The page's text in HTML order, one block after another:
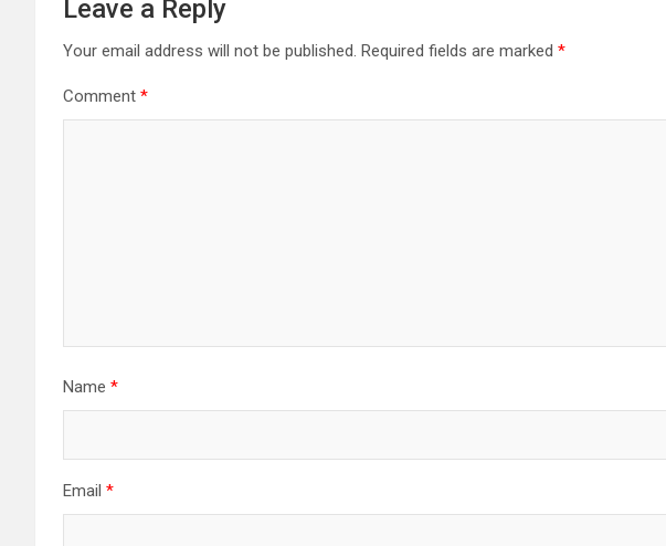
Leave a Reply
Your email address will not be published. Required fields are marked *
Comment *
Name *
Email *